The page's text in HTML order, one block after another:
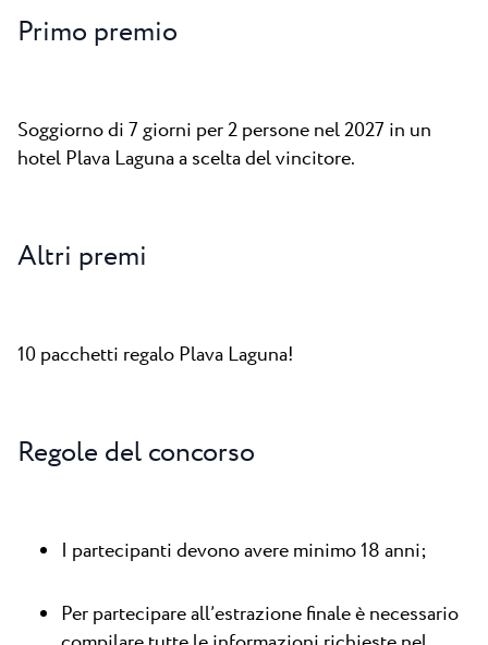
Primo premio
Soggiorno di 7 giorni per 2 persone nel 2027 in un
hotel Plava Laguna a scelta del vincitore.
Altri premi
10 pacchetti regalo Plava Laguna!
Regole del concorso
I partecipanti devono avere minimo 18 anni;
Per partecipare all’estrazione finale è necessario